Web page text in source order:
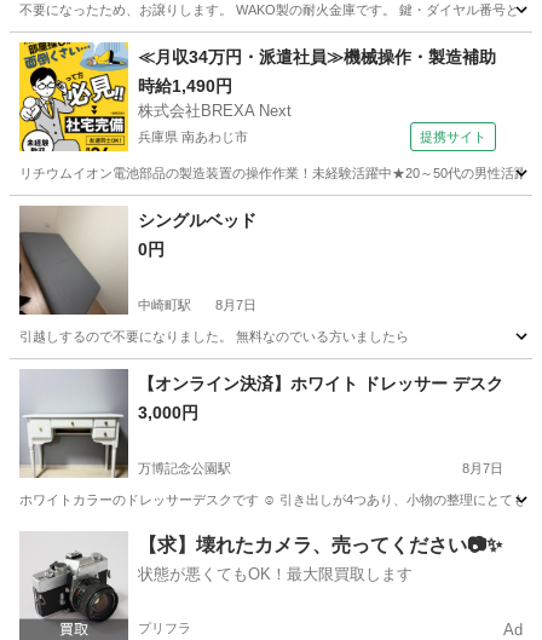
不要になったため、お譲りします。 WAKO製の耐火金庫です。 鍵・ダイヤル番号と
大阪 岸和田市 久米田駅 オフィス用家具
≪月収34万円・派遣社員≫機械操作・製造補助
時給1,490円
株式会社BREXA Next
兵庫県 南あわじ市 提携サイト
リチウムイオン電池部品の製造装置の操作作業！未経験活躍中★20～50代の男性活
兵庫 南あわじ市 その他
シングルベッド
0円
中崎町駅 8月7日
引越しするので不要になりました。 無料なのでいる方いましたら
大阪 大阪市 中崎町駅 ベッド
【オンライン決済】ホワイト ドレッサー デスク
3,000円
万博記念公園駅 8月7日
ホワイトカラーのドレッサーデスクです ☺︎ 引き出しが4つあり、小物の整理にとても
万博記念公園駅 ドレッサー
【求】壊れたカメラ、売ってください📷✨
状態が悪くてもOK！最大限買取します
プリフラ Ad